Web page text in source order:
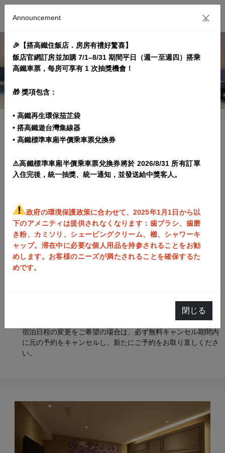
プラン実施期間： 2024/04/14~2027/03/31
朝食が含まれます
ウェルカムギフト（限りがありますので、送り切れの際は予め
ご容赦ください。）
駐車場なし。
本プランは3日間連続宿泊専用のプランです。期間中は全日程
ご予約確定後、ご滞在中に早期チェックアウトされた場合や、
チェックイン／チェックアウト日の変更を希望された場合で
も、未使用分の宿泊料金の返金や一部返金はいたしかねます。
宿泊日程の変更をご希望の場合は、必ず無料キャンセル期間内
に元の予約をキャンセルし、新たにご予約をお取り直しくださ
い。
Announcement ×
🎉【搭高鐵住飯店．房房有禮好驚喜】
飯店官網訂房並加購 7/1–8/31 期間平日（週一至週四）搭乘
高鐵車票，每房可享有 1 次抽獎機會！
🎁 獎項包含：
• 高鐵再生環保茄芷袋
• 搭高鐵遊台灣集線器
• 高鐵標準車廂半價乘車票兌換券
⚠️高鐵標準車廂半價乘車票兌換券將於 2026/8/31 所有訂單
入住完後，統一抽獎、統一通知，並發送給中獎客人。
政府の環境保護政策に合わせて、2025年1月1日から以
下のアメニティは提供されなくなります：歯ブラシ、歯磨
き粉、カミソリ、シェービングクリーム、櫛、シャワーキ
ャップ。滞在中に必要な個人用品を持参されることをお勧
めします。お客様のニーズが満たされることを確保するた
めです。
閉じる